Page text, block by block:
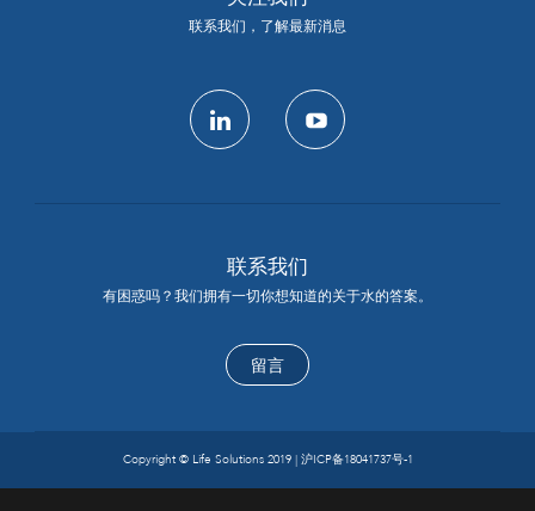
联系我们，了解最新消息
联系我们
有困惑吗？我们拥有一切你想知道的关于水的答案。
留言
Copyright © Life Solutions 2019 | 沪ICP备18041737号-1